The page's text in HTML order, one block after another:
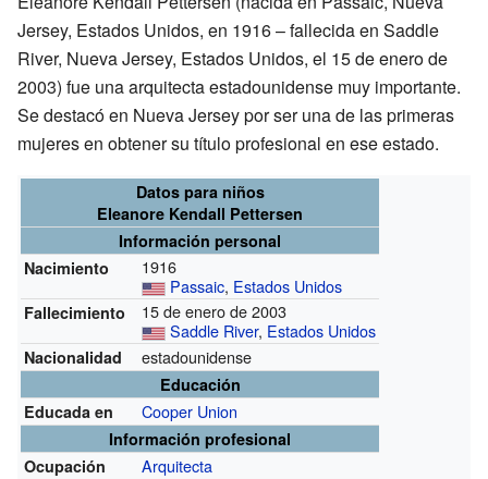
Jersey, Estados Unidos, en 1916 – fallecida en Saddle
River, Nueva Jersey, Estados Unidos, el 15 de enero de
2003) fue una arquitecta estadounidense muy importante.
Se destacó en Nueva Jersey por ser una de las primeras
mujeres en obtener su título profesional en ese estado.
Datos para niños
Eleanore Kendall Pettersen
Información personal
Nacimiento
1916
Passaic, Estados Unidos
Fallecimiento
15 de enero de 2003
Saddle River, Estados Unidos
Nacionalidad estadounidense
Educación
Educada en
Cooper Union
Información profesional
Ocupación
Arquitecta